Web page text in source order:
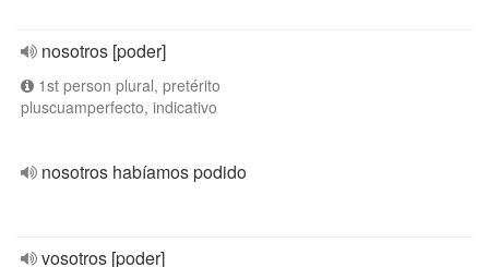
nosotros [poder]
1st person plural, pretérito
pluscuamperfecto, indicativo
nosotros habíamos podido
vosotros [poder]